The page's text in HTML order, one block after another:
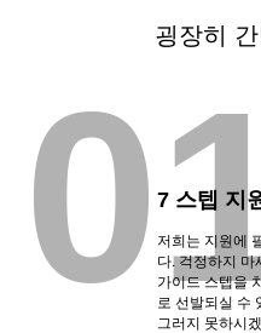
굉장히
7 스텝 지
저희는 지원에
다. 걱정하지 마
가이드 스텝을
로 선발되실 수
그러지 못하시